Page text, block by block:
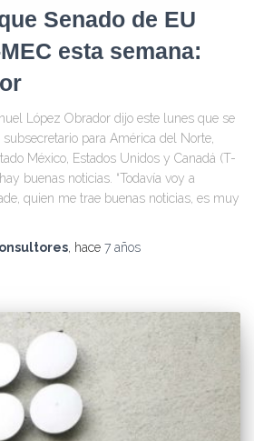
Senado de EU
esta semana:
López Obrador dijo este lunes que se
para América del Norte,
México, Estados Unidos y Canadá (T-
buenas noticias. “Todavía voy a
quien me trae buenas noticias, es muy
, hace 7 años